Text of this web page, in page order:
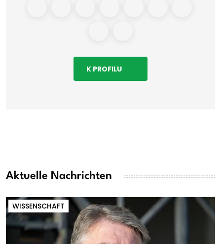
K PROFILU
Aktuelle Nachrichten
WISSENSCHAFT